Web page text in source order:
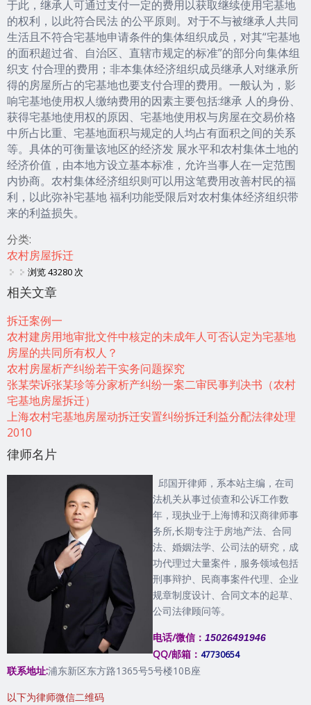
于此，继承人可通过支付一定的费用以获取继续使用宅基地
的权利，以此符合民法 的公平原则。对于不与被继承人共同
生活且不符合宅基地申请条件的集体组织成员，对其“宅基地
的面积超过省、自治区、直辖市规定的标准”的部分向集体组
织支 付合理的费用；非本集体经济组织成员继承人对继承所
得的房屋所占的宅基地也要支付合理的费用。一般认为，影
响宅基地使用权人缴纳费用的因素主要包括:继承 人的身份、
获得宅基地使用权的原因、宅基地使用权与房屋在交易价格
中所占比重、宅基地面积与规定的人均占有面积之间的关系
等。具体的可衡量该地区的经济发 展水平和农村集体土地的
经济价值，由本地方设立基本标准，允许当事人在一定范围
内协商。农村集体经济组织则可以用这笔费用改善村民的福
利，以此弥补宅基地 福利功能受限后对农村集体经济组织带
来的利益损失。
分类:
农村房屋拆迁
浏览 43280 次
相关文章
拆迁案例一
农村建房用地审批文件中核定的未成年人可否认定为宅基地
房屋的共同所有权人？
农村房屋析产纠纷若干实务问题探究
张某荣诉张某珍等分家析产纠纷一案二审民事判决书（农村
宅基地房屋拆迁）
上海农村宅基地房屋动拆迁安置纠纷拆迁利益分配法律处理
2010
律师名片
邱国开律师，系本站主编，在司
法机关从事过侦查和公诉工作数
年，现执业于上海博和汉商律师事
务所,长期专注于房地产法、合同
法、婚姻法学、公司法的研究，成
功代理过大量案件，服务领域包括
刑事辩护、民商事案件代理、企业
规章制度设计、合同文本的起草、
公司法律顾问等。
电话/微信： 15026491946
QQ/邮箱： 47730654
联系地址:浦东新区东方路1365号5号楼10B座
以下为律师微信二维码